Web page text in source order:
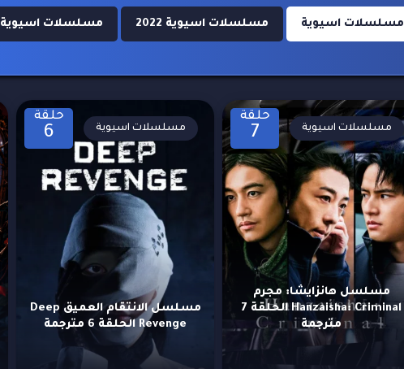
مسلسلات اسيوية مسلسلات اسيوية 2022 مسلسلات اسيوية HD
حلقة
7
مسلسل هانزايشا: مجرم
Hanzaisha: Criminal الحلقة 7
مترجمة
مسلسلات اسيوية
حلقة
6
مسلسل الانتقام العميق Deep
Revenge الحلقة 6 مترجمة
مسلسلات اسيوية